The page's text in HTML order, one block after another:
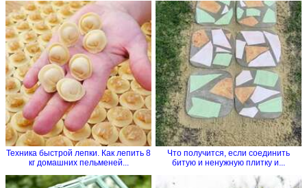
Техника быстрой лепки. Как лепить 8
кг домашних пельменей...
Что получится, если соединить
битую и ненужную плитку и...